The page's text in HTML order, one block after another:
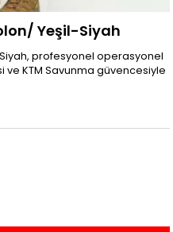
Yeşil-Siyah
profesyonel operasyonel
ve KTM Savunma güvencesiyle